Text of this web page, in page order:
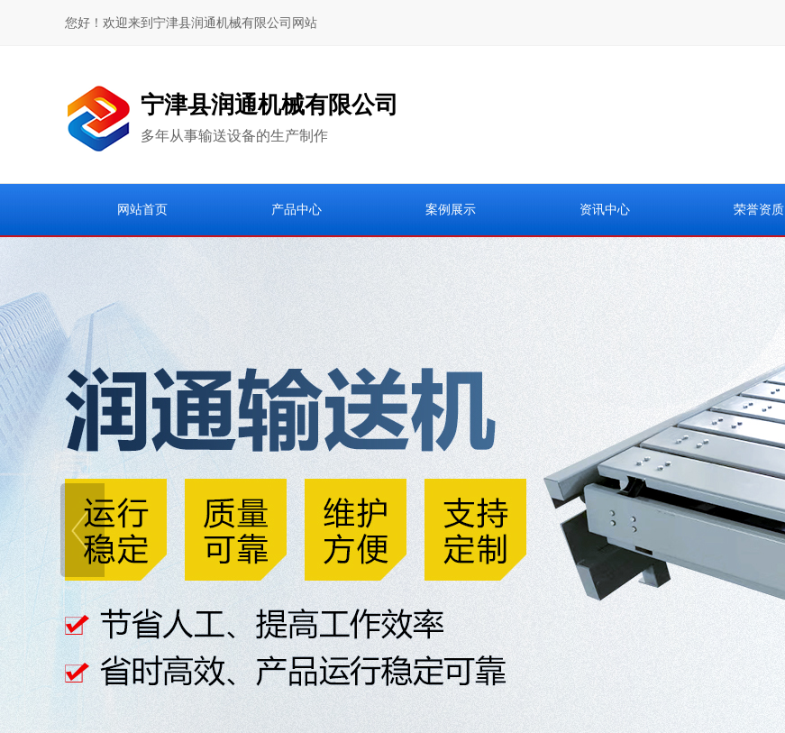
您好！欢迎来到宁津县润通机械有限公司网站
宁津县润通机械有限公司
多年从事输送设备的生产制作
网站首页 产品中心 案例展示 资讯中心 荣誉资质